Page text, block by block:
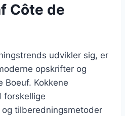
Côte de
udvikler sig, er
opskrifter og
Boeuf. Kokkene
forskellige
tilberedningsmetoder